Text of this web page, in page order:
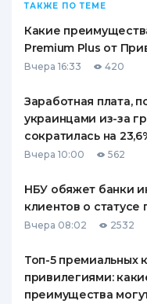
ТАКЖЕ ПО ТЕМЕ
Какие
Premium Plus от
Вчера 16:33 420
Заработная плата,
украинцами из-за
сократилась на
Вчера 10:00 562
НБУ обяжет банки
клиентов о статусе
Вчера 08:02 2532
Топ-5 премиальных
привилегиями:
преимущества